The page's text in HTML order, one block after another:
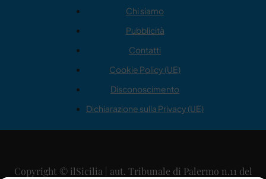
Chi siamo
Pubblicità
Contatti
Cookie Policy (UE)
Disconoscimento
Dichiarazione sulla Privacy (UE)
Copyright © ilSicilia | aut. Tribunale di Palermo n.11 del